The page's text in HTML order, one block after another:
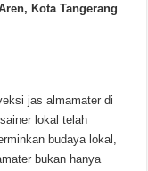
Kota Tangerang
jas almamater di
lokal telah
budaya lokal,
bukan hanya